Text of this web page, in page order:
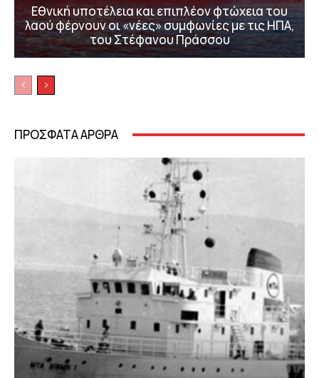
Εθνική υποτέλεια και επιπλέον φτώχεια του
λαού φέρνουν οι «νέες» συμφωνίες με τις ΗΠΑ,
του Στέφανου Πράσσου
ΠΡΟΣΦΑΤΑ ΑΡΘΡΑ